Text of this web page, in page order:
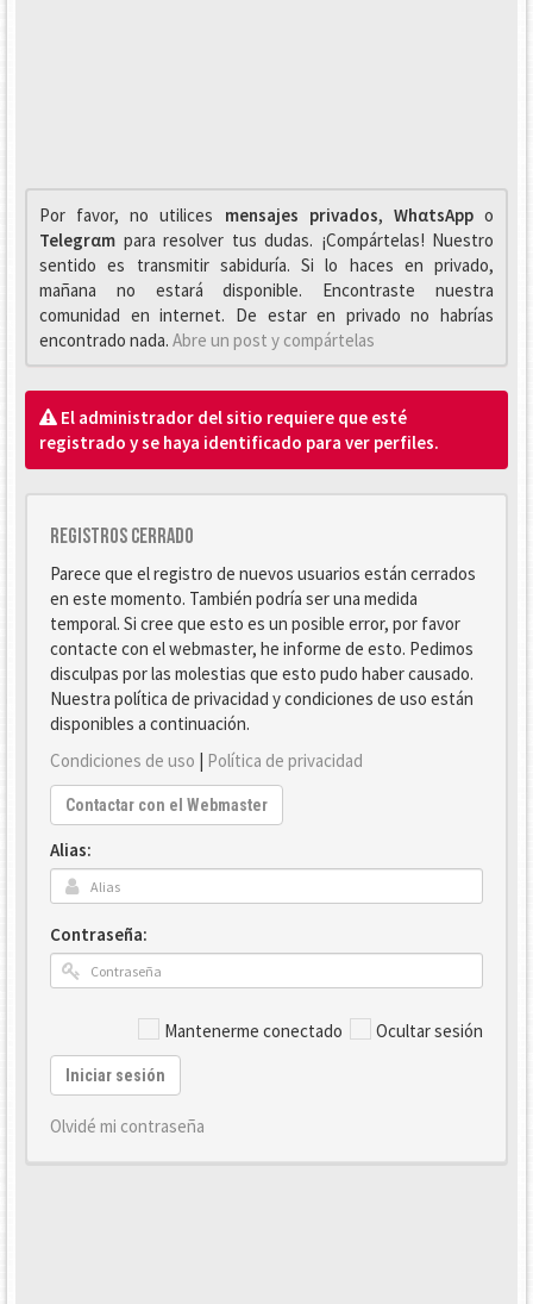
Por favor, no utilices mensajes privados, WhαtsAppo
Telegrαm para resolver tus dudas. ¡Compártelas! Nuestro
sentido es transmitir sabiduría. Si lo haces en privado,
mañana no estará disponible. Encontraste nuestra
comunidad en internet. De estar en privado no habrías
encontrado nada. Abre un post y compártelas
El administrador del sitio requiere que esté
registrado y se haya identificado para ver perfiles.
Registros cerrado
Parece que el registro de nuevos usuarios están cerrados
en este momento. También podría ser una medida
temporal. Si cree que esto es un posible error, por favor
contacte con el webmaster, he informe de esto. Pedimos
disculpas por las molestias que esto pudo haber causado.
Nuestra política de privacidad y condiciones de uso están
disponibles a continuación.
Condiciones de uso | Política de privacidad
Contactar con el Webmaster
Alias:
Contraseña:
Mantenerme conectado Ocultar sesión
Iniciar sesión
Olvidé mi contraseña